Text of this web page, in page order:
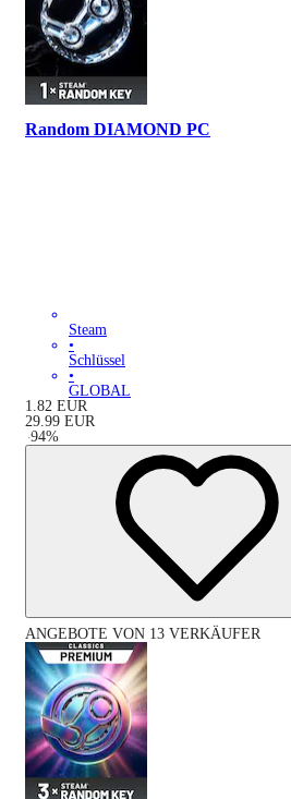
Random DIAMOND PC
Steam
•
Schlüssel
•
GLOBAL
1.82 EUR
29.99 EUR
-94%
ANGEBOTE VON 13 VERKÄUFER